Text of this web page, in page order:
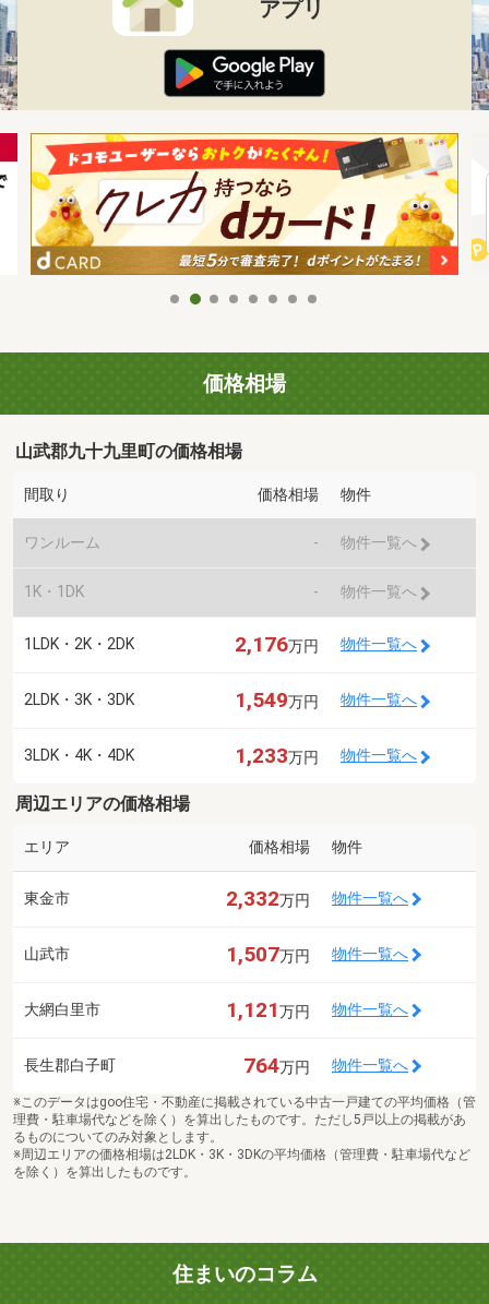
アプリ
価格相場
山武郡九十九里町の価格相場
間取り 価格相場 物件
ワンルーム - 物件一覧へ
1K・1DK - 物件一覧へ
1LDK・2K・2DK 2,176万円 物件一覧へ
2LDK・3K・3DK 1,549万円 物件一覧へ
3LDK・4K・4DK 1,233万円 物件一覧へ
周辺エリアの価格相場
エリア 価格相場 物件
東金市 2,332万円 物件一覧へ
山武市 1,507万円 物件一覧へ
大網白里市 1,121万円 物件一覧へ
長生郡白子町 764万円 物件一覧へ
※このデータはgoo住宅・不動産に掲載されている中古一戸建ての平均価格（管
理費・駐車場代などを除く）を算出したものです。ただし5戸以上の掲載があ
るものについてのみ対象とします。
※周辺エリアの価格相場は2LDK・3K・3DKの平均価格（管理費・駐車場代など
を除く）を算出したものです。
住まいのコラム